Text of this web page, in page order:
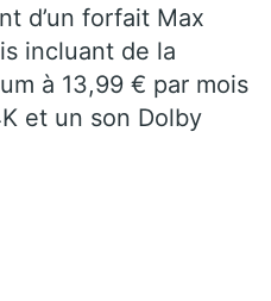
d’un forfait Max
incluant de la
à 13,99 € par mois
et un son Dolby